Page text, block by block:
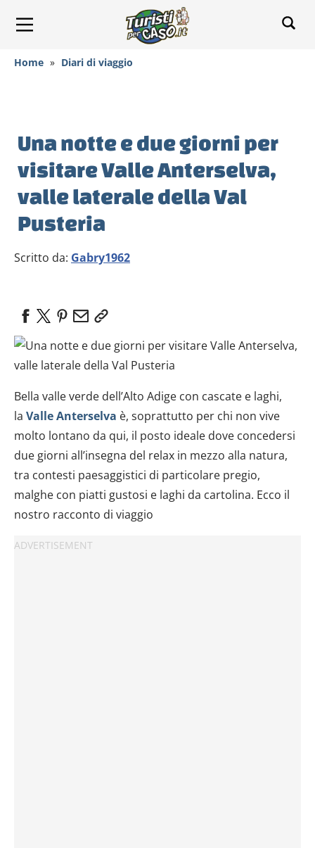
Home » Diari di viaggio
Una notte e due giorni per
visitare Valle Anterselva,
valle laterale della Val
Pusteria
Scritto da: Gabry1962
Bella valle verde dell’Alto Adige con cascate e laghi,
la Valle Anterselva è, soprattutto per chi non vive
molto lontano da qui, il posto ideale dove concedersi
due giorni all’insegna del relax in mezzo alla natura,
tra contesti paesaggistici di particolare pregio,
malghe con piatti gustosi e laghi da cartolina. Ecco il
nostro racconto di viaggio